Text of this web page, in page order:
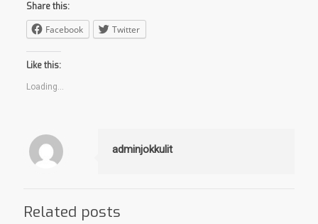
Share this:
Facebook Twitter
Like this:
Loading...
adminjokkulit
Related posts